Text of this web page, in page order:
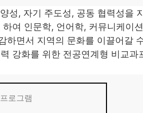
성, 자기 주도성, 공동 협력성을
여 인문학, 언어학, 커뮤니케이
하면서 지역의 문화를 이끌어갈
강화를 위한 전공연계형 비교과
프로그램